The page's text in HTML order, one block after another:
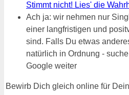
Stimmt nicht! Lies' die
Ach ja: wir nehmen nur
einer langfristigen und
sind. Falls Du etwas
natürlich in Ordnung -
Google weiter
Bewirb Dich gleich online für